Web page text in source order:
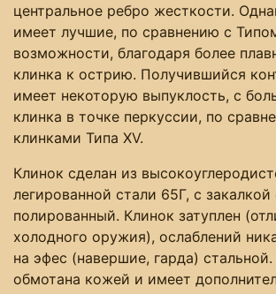
центральное ребро жесткости.
имеет лучшие, по сравнению с
возможности, благодаря более
клинка к острию. Получившийся
имеет некоторую выпуклость, с
клинка в точке перкуссии, по
клинками Типа XV.
Клинок сделан из
легированной стали 65Г, с
полированный. Клинок затуплен
холодного оружия), ослаблений
на эфес (навершие, гарда)
обмотана кожей и имеет